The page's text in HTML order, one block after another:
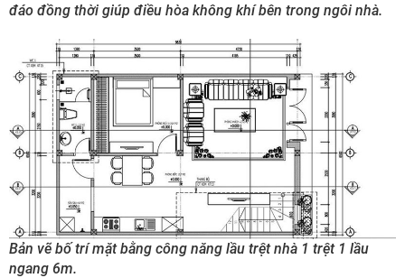
đáo đồng thời giúp điều hòa không khí bên trong ngôi nhà.
Bản vẽ bố trí mặt bằng công năng lầu trệt nhà 1 trệt 1 lầu
ngang 6m.